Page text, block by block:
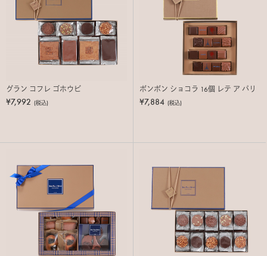
グラン コフレ ゴホウビ
¥7,992 (税込)
ボンボン ショコラ 16個 レテ ア パリ
¥7,884 (税込)